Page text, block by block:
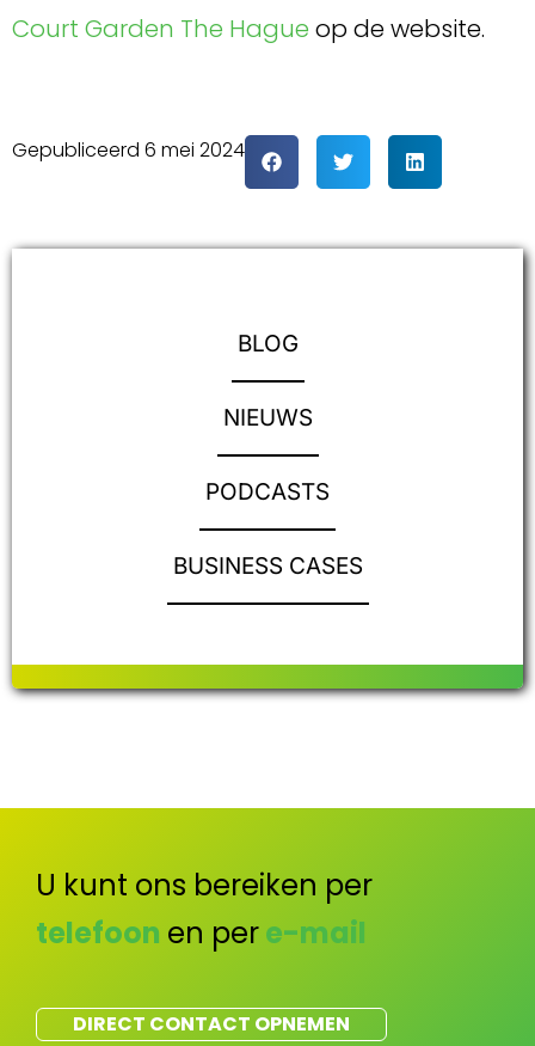
Court Garden The Hague op de website.
Gepubliceerd 6 mei 2024
BLOG
NIEUWS
PODCASTS
BUSINESS CASES
U kunt ons bereiken per
telefoon en pere-mail
DIRECT CONTACT OPNEMEN